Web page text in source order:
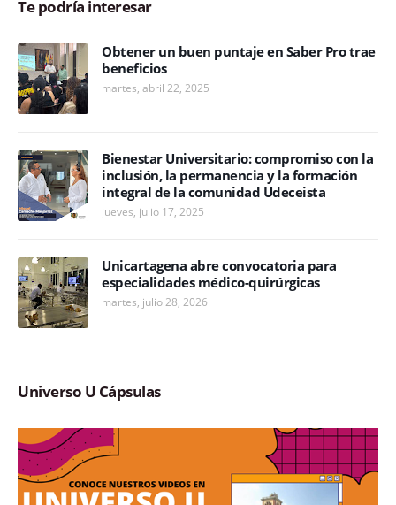
Te podría interesar
Obtener un buen puntaje en Saber Pro trae
beneficios
martes, abril 22, 2025
Bienestar Universitario: compromiso con la
inclusión, la permanencia y la formación
integral de la comunidad Udeceista
jueves, julio 17, 2025
Unicartagena abre convocatoria para
especialidades médico-quirúrgicas
martes, julio 28, 2026
Universo U Cápsulas